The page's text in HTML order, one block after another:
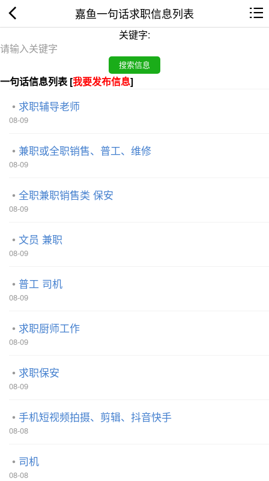
嘉鱼一句话求职信息列表
关键字:
一句话信息列表 [我要发布信息]
求职辅导老师
08-09
兼职或全职销售、普工、维修
08-09
全职兼职销售类 保安
08-09
文员 兼职
08-09
普工 司机
08-09
求职厨师工作
08-09
求职保安
08-09
手机短视频拍摄、剪辑、抖音快手
08-08
司机
08-08